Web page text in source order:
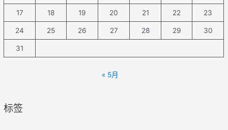
17 18 19 20 21 22 23
24 25 26 27 28 29 30
31
« 5月
标签